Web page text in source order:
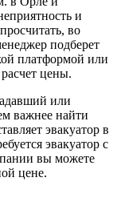
и
во
подберет
платформой или
цены.
или
важнее найти
эвакуатор в
эвакуатор с
вы можете
цене.